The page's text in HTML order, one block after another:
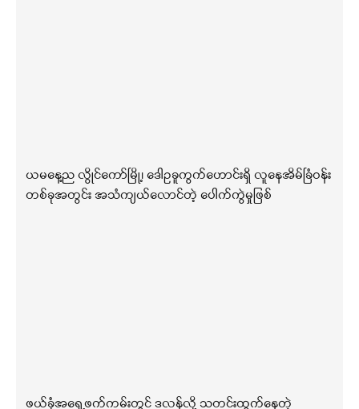
ယမနေ့ည လွိုင်ကော်မြို့၊ ဒေါဥခူကွက်ဟောင်းရှိ လူနေအိမ်ခြံဝန်း
တစ်ခုအတွင်း အသံကျယ်လောင်တဲ့ ပေါက်ကွဲမှုဖြစ်
ဖယ်ခုံအရှေ့ဖက်ကမ်းတွင် ဒလန်လို့ သတင်းထွက်နေတဲ့